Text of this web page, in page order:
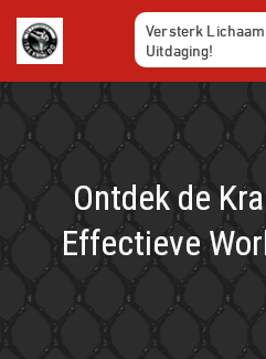
Ga
naar
de
inhoud
Versterk
Uitdaging!
Ontdek de
Effectieve